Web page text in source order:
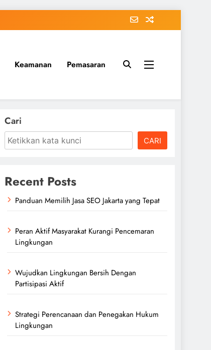
Keamanan Pemasaran
Cari
CARI
Recent Posts
Panduan Memilih Jasa SEO Jakarta yang Tepat
Peran Aktif Masyarakat Kurangi Pencemaran
Lingkungan
Wujudkan Lingkungan Bersih Dengan
Partisipasi Aktif
Strategi Perencanaan dan Penegakan Hukum
Lingkungan